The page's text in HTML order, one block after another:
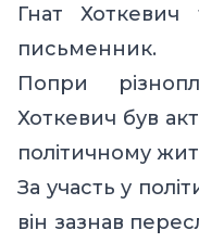
Гнат Хоткевич
письменник.
Попри
Хоткевич був
політичному
За участь у
він зазнав